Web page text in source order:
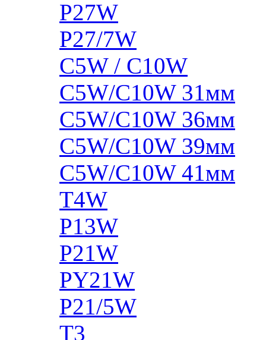
P27W
P27/7W
C5W / C10W
C5W/C10W 31мм
C5W/C10W 36мм
C5W/C10W 39мм
C5W/C10W 41мм
T4W
P13W
P21W
PY21W
P21/5W
T3